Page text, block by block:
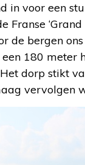
in voor een
de bergen
180 meter
dorp stikt
vervolgen